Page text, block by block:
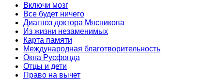
Включи мозг
Все будет ничего
Диагноз доктора Мясникова
Из жизни незаменимых
Карта памяти
Международная благотворительность
Окна Русфонда
Отцы и дети
Право на вычет